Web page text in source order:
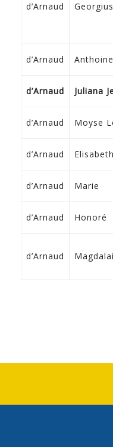
d’Arnaud
d’Arnaud Anthoine
d’Arnaud Juliana
d’Arnaud Moyse
d’Arnaud Elisabeth
d’Arnaud Marie
d’Arnaud Honoré
d’Arnaud